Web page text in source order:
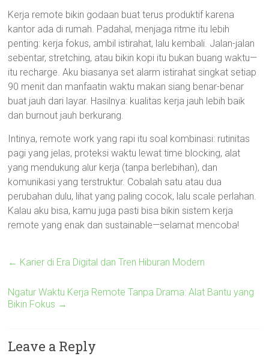
Kerja remote bikin godaan buat terus produktif karena
kantor ada di rumah. Padahal, menjaga ritme itu lebih
penting: kerja fokus, ambil istirahat, lalu kembali. Jalan-jalan
sebentar, stretching, atau bikin kopi itu bukan buang waktu—
itu recharge. Aku biasanya set alarm istirahat singkat setiap
90 menit dan manfaatin waktu makan siang benar-benar
buat jauh dari layar. Hasilnya: kualitas kerja jauh lebih baik
dan burnout jauh berkurang.
Intinya, remote work yang rapi itu soal kombinasi: rutinitas
pagi yang jelas, proteksi waktu lewat time blocking, alat
yang mendukung alur kerja (tanpa berlebihan), dan
komunikasi yang terstruktur. Cobalah satu atau dua
perubahan dulu, lihat yang paling cocok, lalu scale perlahan.
Kalau aku bisa, kamu juga pasti bisa bikin sistem kerja
remote yang enak dan sustainable—selamat mencoba!
← Karier di Era Digital dan Tren Hiburan Modern
Ngatur Waktu Kerja Remote Tanpa Drama: Alat Bantu yang
Bikin Fokus →
Leave a Reply